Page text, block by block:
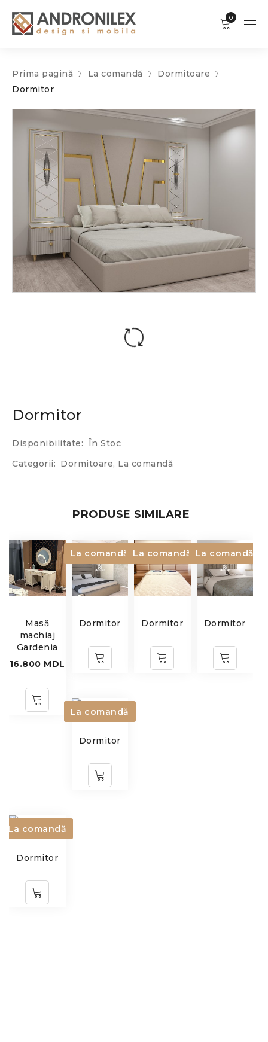
0
Prima pagină La comandă
Dormitoare
Dormitor
Dormitor
Disponibilitate: În Stoc
Categorii: Dormitoare, La comandă
PRODUSE SIMILARE
Masă
machiaj
Gardenia
16.800 MDL
La comandă
Dormitor
La comandă
Dormitor
La comandă
Dormitor
La comandă
Dormitor
La comandă
Dormitor